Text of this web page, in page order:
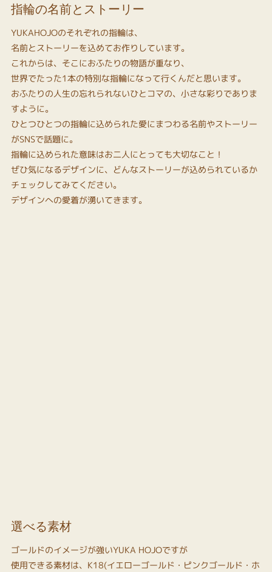
指輪の名前とストーリー
YUKAHOJOのそれぞれの指輪は、
名前とストーリーを込めてお作りしています。
これからは、そこにおふたりの物語が重なり、
世界でたった1本の特別な指輪になって行くんだと思います。
おふたりの人生の忘れられないひとコマの、小さな彩りでありま
すように。
ひとつひとつの指輪に込められた愛にまつわる名前やストーリー
がSNSで話題に。
指輪に込められた意味はお二人にとっても大切なこと！
ぜひ気になるデザインに、どんなストーリーが込められているか
チェックしてみてください。
デザインへの愛着が湧いてきます。
選べる素材
ゴールドのイメージが強いYUKA HOJOですが
使用できる素材は、K18(イエローゴールド・ピンクゴールド・ホ